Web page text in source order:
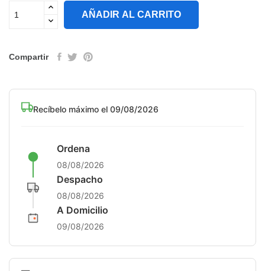
AÑADIR AL CARRITO
Compartir
Recíbelo máximo el 09/08/2026
Ordena
08/08/2026
Despacho
08/08/2026
A Domicilio
09/08/2026